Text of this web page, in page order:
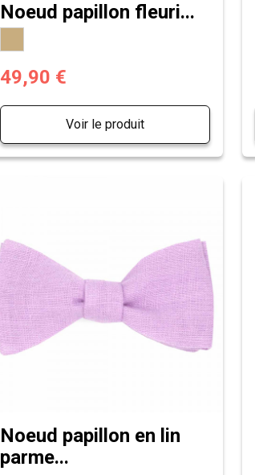
Noeud papillon fleuri...
49,90 €
Voir le produit
Noeud papillon en lin
parme...